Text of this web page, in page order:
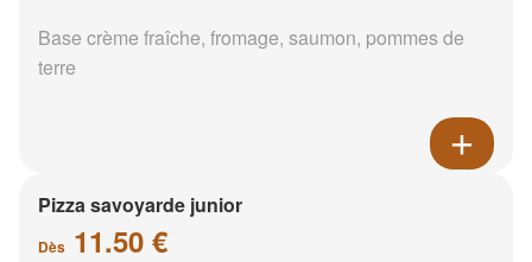
Base crème fraîche, fromage, saumon, pommes de
terre
Pizza savoyarde junior
Dès 11.50 €